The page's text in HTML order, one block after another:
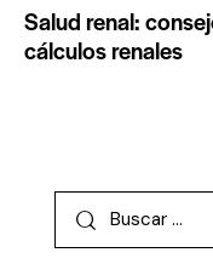
Salud renal:
cálculos renales